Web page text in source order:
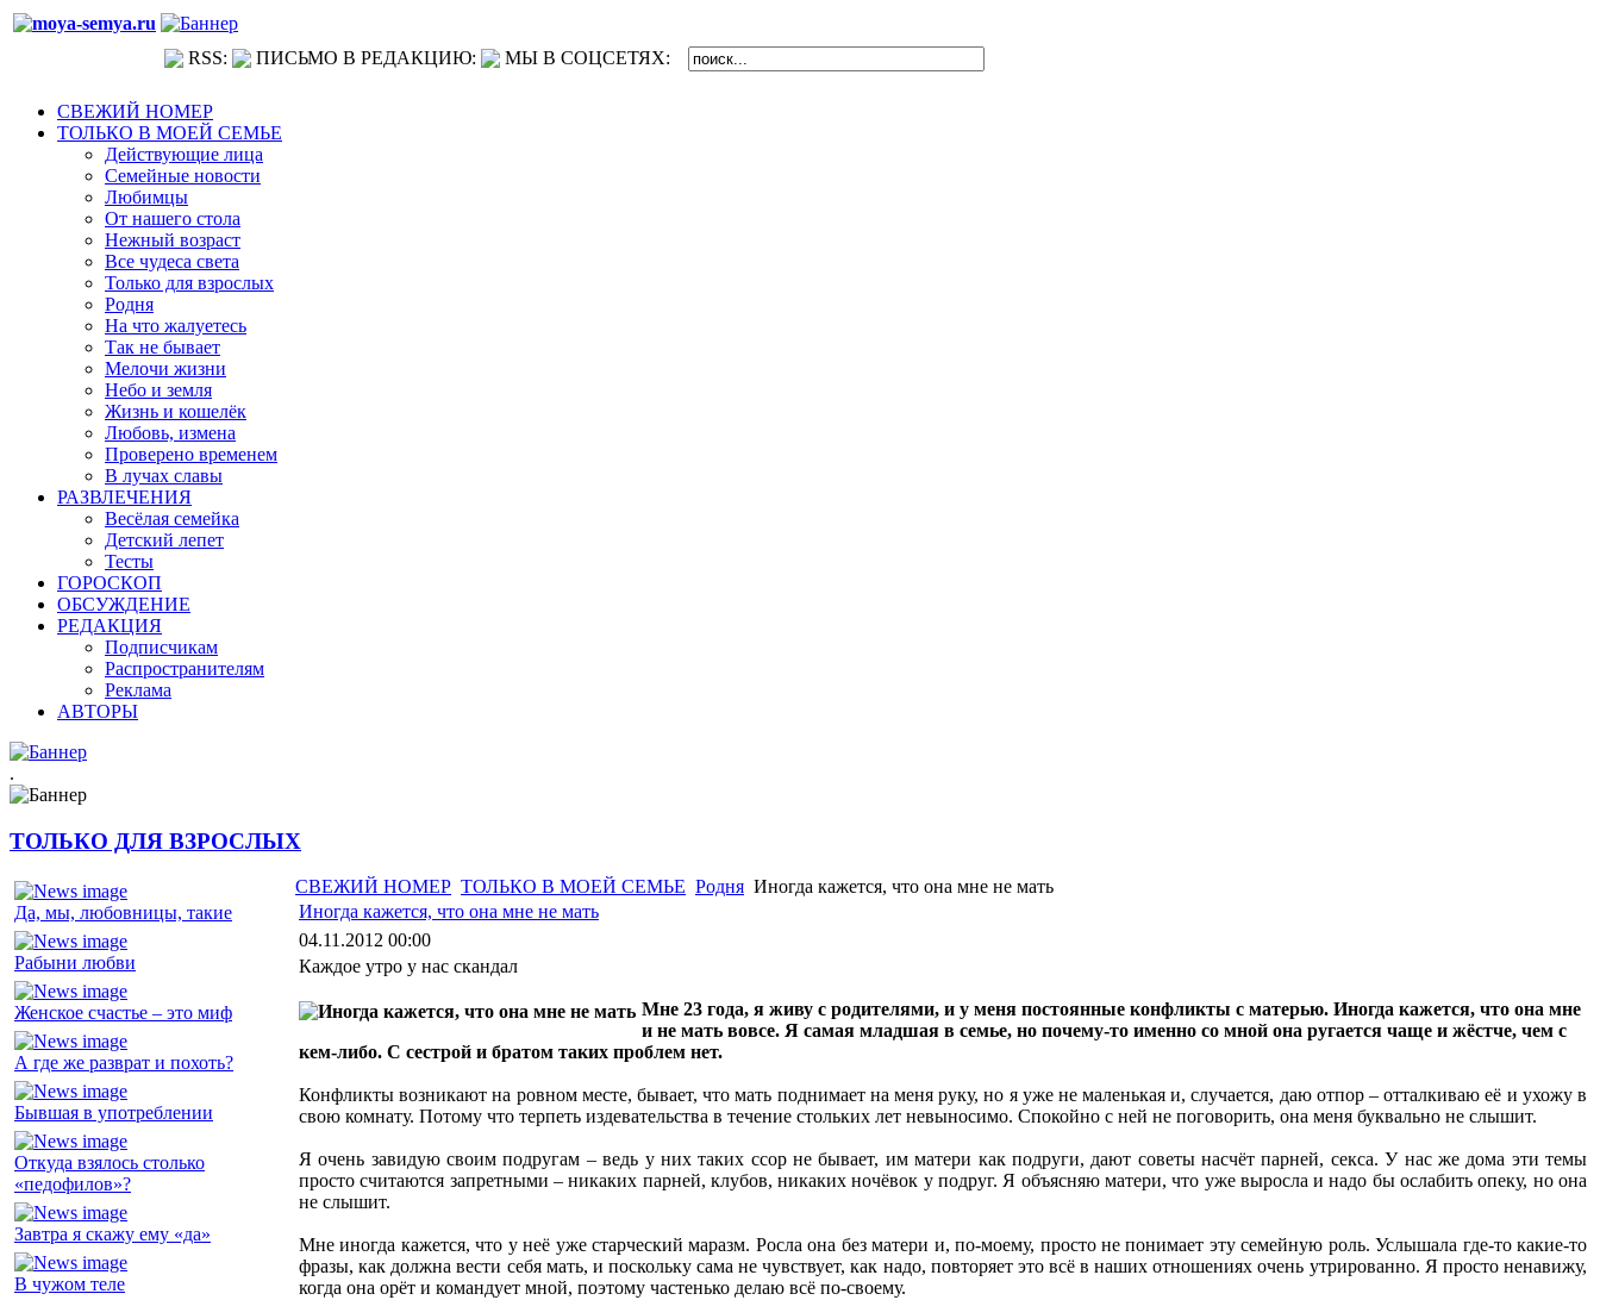
RSS: ПИСЬМО В РЕДАКЦИЮ: МЫ В СОЦСЕТЯХ:
СВЕЖИЙ НОМЕР
ТОЛЬКО В МОЕЙ СЕМЬЕ
Действующие лица
Семейные новости
Любимцы
От нашего стола
Нежный возраст
Все чудеса света
Только для взрослых
Родня
На что жалуетесь
Так не бывает
Мелочи жизни
Небо и земля
Жизнь и кошелёк
Любовь, измена
Проверено временем
В лучах славы
РАЗВЛЕЧЕНИЯ
Весёлая семейка
Детский лепет
Тесты
ГОРОСКОП
ОБСУЖДЕНИЕ
РЕДАКЦИЯ
Подписчикам
Распространителям
Реклама
АВТОРЫ
.
ТОЛЬКО ДЛЯ ВЗРОСЛЫХ
Да, мы, любовницы, такие
Рабыни любви
Женское счастье – это миф
А где же разврат и похоть?
Бывшая в употреблении
Откуда взялось столько
«педофилов»?
Завтра я скажу ему «да»
В чужом теле
СВЕЖИЙ НОМЕР ТОЛЬКО В МОЕЙ СЕМЬЕ Родня Иногда кажется, что она мне не мать
Иногда кажется, что она мне не мать
04.11.2012 00:00
Каждое утро у нас скандал
Мне 23 года, я живу с родителями, и у меня постоянные конфликты с матерью. Иногда кажется, что она мне
и не мать вовсе. Я самая младшая в семье, но почему-то именно со мной она ругается чаще и жёстче, чем с
кем-либо. С сестрой и братом таких проблем нет.
Конфликты возникают на ровном месте, бывает, что мать поднимает на меня руку, но я уже не маленькая и, случается, даю отпор – отталкиваю её и ухожу в
свою комнату. Потому что терпеть издевательства в течение стольких лет невыносимо. Спокойно с ней не поговорить, она меня буквально не слышит.
Я очень завидую своим подругам – ведь у них таких ссор не бывает, им матери как подруги, дают советы насчёт парней, секса. У нас же дома эти темы
просто считаются запретными – никаких парней, клубов, никаких ночёвок у подруг. Я объясняю матери, что уже выросла и надо бы ослабить опеку, но она
не слышит.
Мне иногда кажется, что у неё уже старческий маразм. Росла она без матери и, по-моему, просто не понимает эту семейную роль. Услышала где-то какие-то
фразы, как должна вести себя мать, и поскольку сама не чувствует, как надо, повторяет это всё в наших отношениях очень утрированно. Я просто ненавижу,
когда она орёт и командует мной, поэтому частенько делаю всё по-своему.